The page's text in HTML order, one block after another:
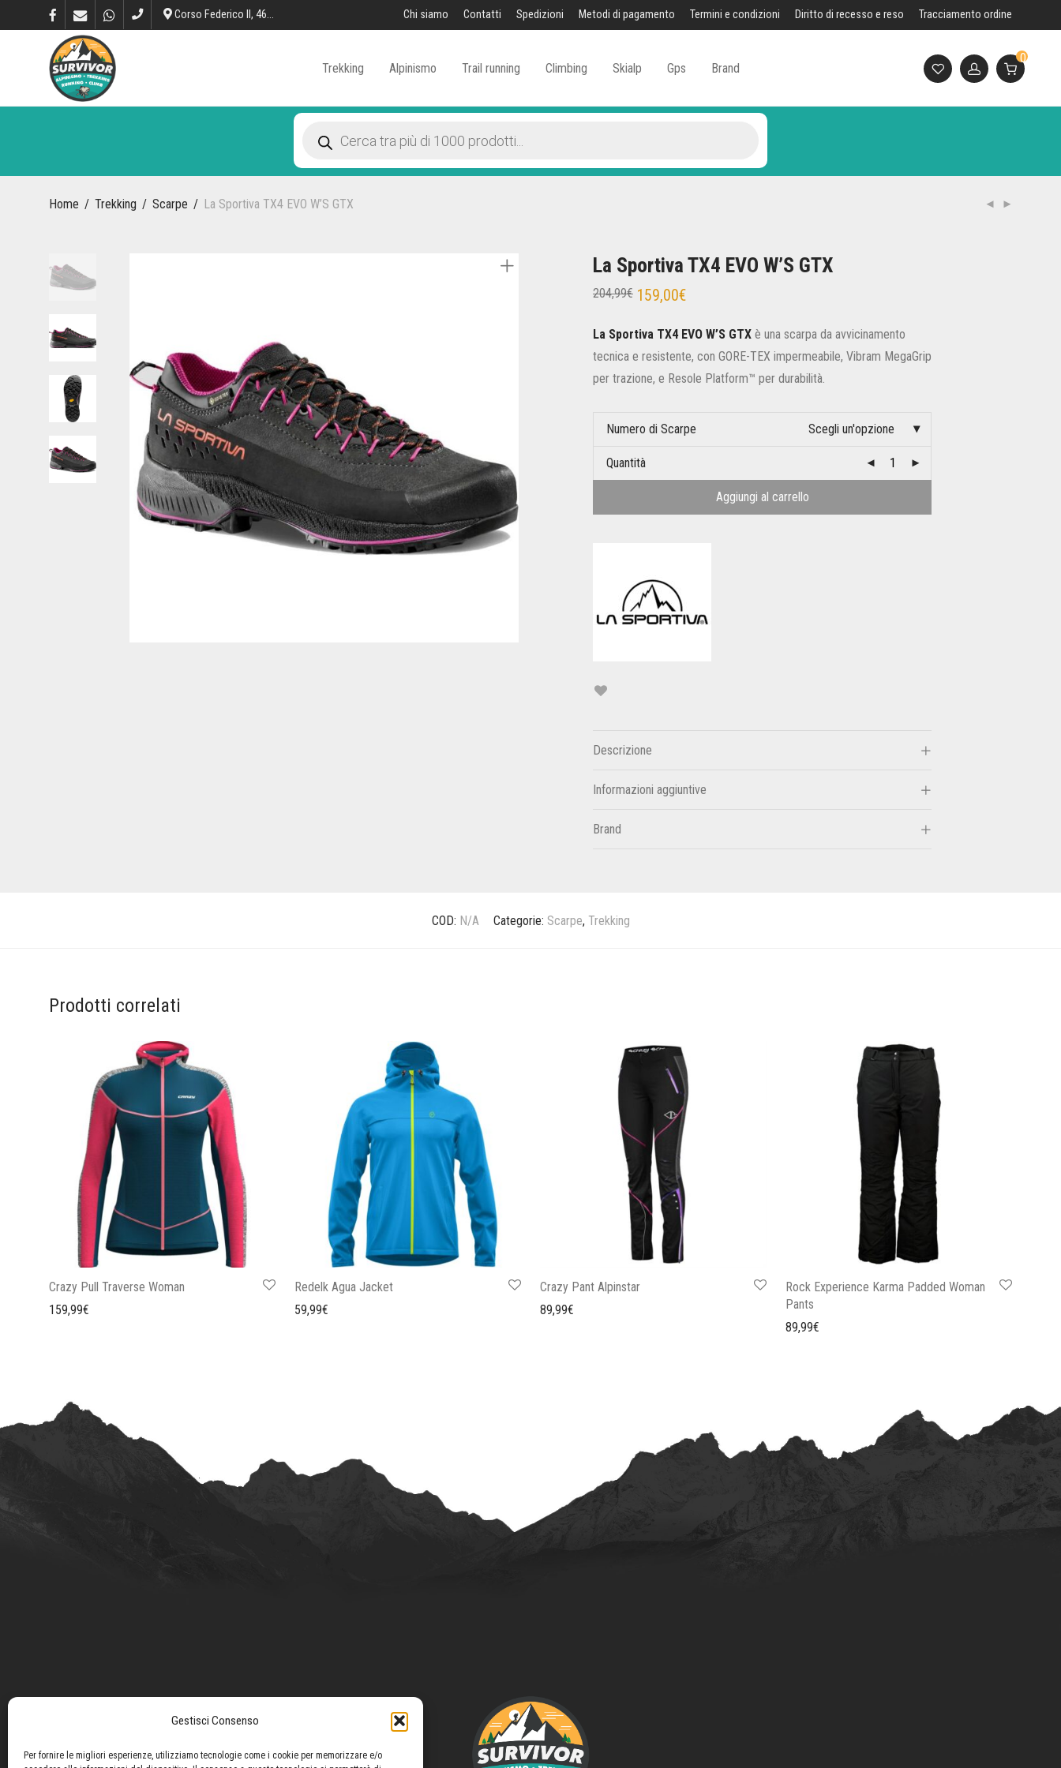
Gestisci Consenso
Per fornire le migliori esperienze, utilizziamo tecnologie come i cookie per memorizzare e/o
Corso Federico II, 46, L’Aquila Chi siamo Contatti Spedizioni Metodi di pagamento Termini e condizioni Diritto di recesso e reso Tracciamento ordine
Trekking Alpinismo Trail running Climbing Skialp Gps Brand
0
search
Home / Trekking / Scarpe / La Sportiva TX4 EVO W’S GTX
La Sportiva TX4 EVO W’S GTX
204,99€ Il
prezzo
era:
204,99€.
159,00€Il
prezzo
è:
159,00€.
La Sportiva TX4 EVO W’S GTX è una scarpa da avvicinamento
tecnica e resistente, con GORE-TEX impermeabile, Vibram MegaGrip
per trazione, e Resole Platform™ per durabilità.
Numero di Scarpe Scegli un'opzione
Quantità
Aggiungi al carrello
Descrizione
Informazioni aggiuntive
Brand
COD: N/A Categorie: Scarpe, Trekking
Prodotti correlati
Crazy Pull Traverse Woman
159,99€
Redelk Agua Jacket
59,99€
Crazy Pant Alpinstar
89,99€
Rock Experience Karma Padded Woman
Pants
89,99€